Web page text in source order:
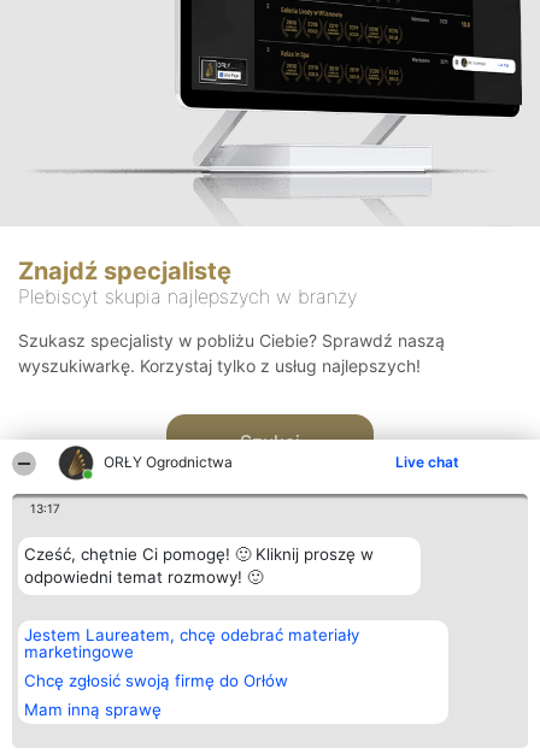
ORŁY Ogrodnictwa Live chat
13:17
Cześć, chętnie Ci pomogę! 🙂 Kliknij proszę w
odpowiedni temat rozmowy! 🙂
Jestem Laureatem, chcę odebrać materiały
marketingowe
Chcę zgłosić swoją firmę do Orłów
Mam inną sprawę
Znajdź specjalistę
Plebiscyt skupia najlepszych w branży
Szukasz specjalisty w pobliżu Ciebie? Sprawdź naszą
wyszukiwarkę. Korzystaj tylko z usług najlepszych!
Szukaj
Organizator plebiscytu
Bright Side Solutions sp. z o.
o. sp. k.
ul. Ruska 22
Wrocław 50-079
KRS 0000749100 | Regon
381313360 | NIP 8943132676
Plebiscyt
Laureaci
wszystkich
Laureatów
Regulamin
Kontakt
Kontakt